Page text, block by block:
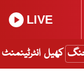
LIVE
جنگ کھیل انٹرٹینمنٹ